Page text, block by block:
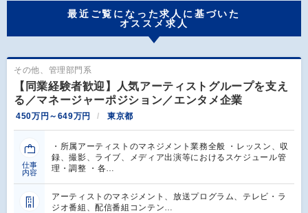
最近ご覧になった求人に基づいた
オススメ求人
その他、管理部門系
【同業経験者歓迎】人気アーティストグループを支え
る／マネージャーポジション／エンタメ企業
450万円～649万円 東京都
仕事
内容
・所属アーティストのマネジメント業務全般 ・レッスン、収
録、撮影、ライブ、メディア出演等におけるスケジュール管
理・調整 ・各…
アーティストのマネジメント、放送プログラム、テレビ・ラ
ジオ番組、配信番組コンテン…